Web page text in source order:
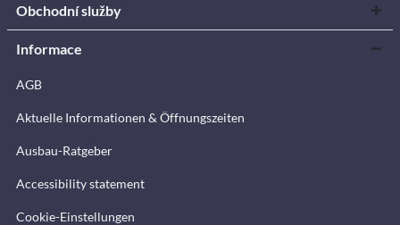
Obchodní služby
Informace
AGB
Aktuelle Informationen & Öffnungszeiten
Ausbau-Ratgeber
Accessibility statement
Cookie-Einstellungen